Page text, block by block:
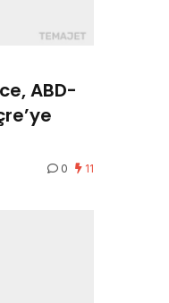
ABD-
0 11